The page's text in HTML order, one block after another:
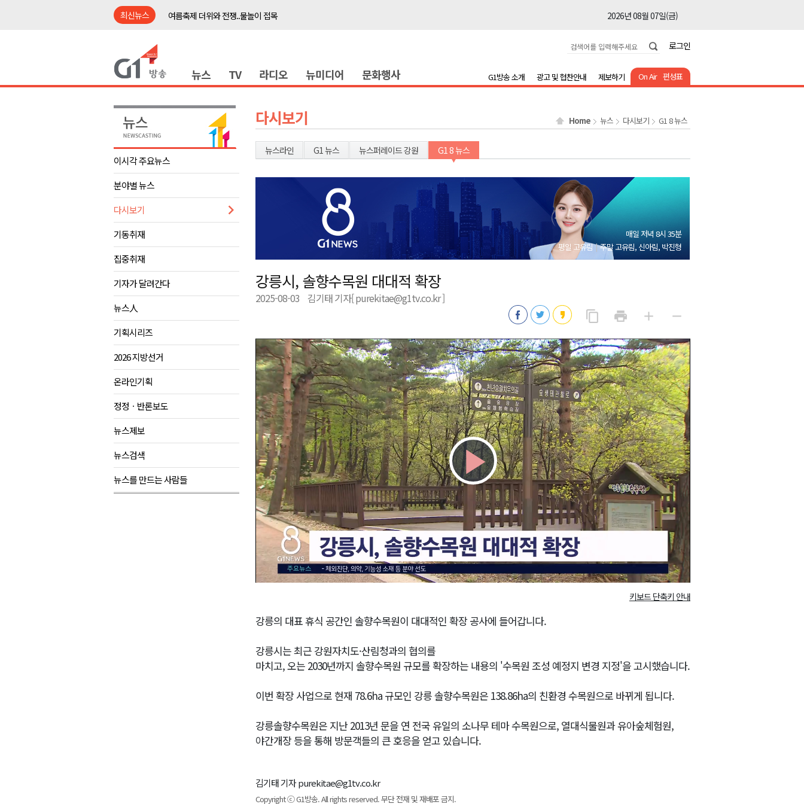
최신뉴스
여름축제 더위와 전쟁..물놀이 접목
2026년 08월 07일(금)
2026년 08월 07일(금)
검찰청 폐지..해결 과제 산적
2026년 08월 07일(금)
영월군, 국·도비 확보 보고회 개최
삼척 공공산후조리원 이전 시급
2026년 08월 07일(금)
강원자치도교육청 교감급 이상 387명 인사
2026년 08월 07일(금)
여름축제 더위와 전쟁..물놀이 접목
2026년 08월 07일(금)
강원도, 최휘영 문체부장관과 정책간담회
2026년 08월 07일(금)
이광재 국회 예결위원장, 강릉시 초청 특별 강연
2026년 08월 07일(금)
육동한 시장, 국제스케이트장 춘천 유치 건의
영월군, 국·도비 확보 보고회 개최
삼척 공공산후조리원 이전 시급
2026년 08월 07일(금)
강원자치도교육청 교감급 이상 387명 인사
2026년 08월 07일(금)
로그인
뉴스 TV 라디오 뉴미디어 문화행사 On Air 편성표
G1방송 소개 광고 및 협찬안내 제보하기
이시각 주요뉴스
분야별 뉴스
다시보기
기동취재
집중취재
기자가 달려간다
뉴스人
기획시리즈
2026 지방선거
온라인기획
정정ㆍ반론보도
뉴스제보
뉴스검색
뉴스를 만드는 사람들
다시보기 Home 뉴스 다시보기 G1 8 뉴스
뉴스라인 G1 뉴스 뉴스퍼레이드 강원 G1 8 뉴스
매일 저녁 8시 35분
평일 고유림
주말 고유림, 신아림, 박진형
강릉시, 솔향수목원 대대적 확장
2025-08-03 김기태 기자[ purekitae@g1tv.co.kr ]
content_copy
사
print add
게
remove
게
Play
Video
키보드 단축키 안내
강릉의 대표 휴식 공간인 솔향수목원이 대대적인 확장 공사에 들어갑니다.
강릉시는 최근 강원자치도·산림청과의 협의를
마치고, 오는 2030년까지 솔향수목원 규모를 확장하는 내용의 '수목원 조성 예정지 변경 지정'을 고시했습니다.
이번 확장 사업으로 현재 78.6ha 규모인 강릉 솔향수목원은 138.86ha의 친환경 수목원으로 바뀌게 됩니다.
강릉솔향수목원은 지난 2013년 문을 연 전국 유일의 소나무 테마 수목원으로, 열대식물원과 유아숲체험원,
야간개장 등을 통해 방문객들의 큰 호응을 얻고 있습니다.
김기태 기자 purekitae@g1tv.co.kr
Copyright ⓒ G1방송. All rights reserved. 무단 전재 및 재배포 금지.